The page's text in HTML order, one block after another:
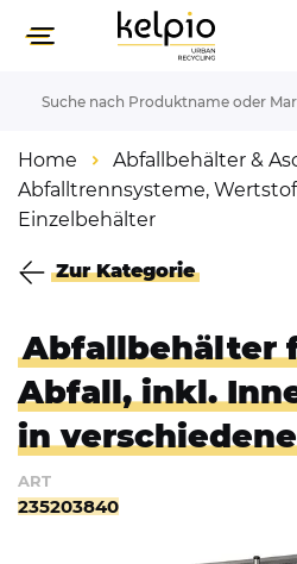
Home
Abfallbehälter &
Abfalltrennsysteme,
Einzelbehälter
Zur Kategorie
Abfallbehälter
Abfall, inkl.
in
ART
235203840